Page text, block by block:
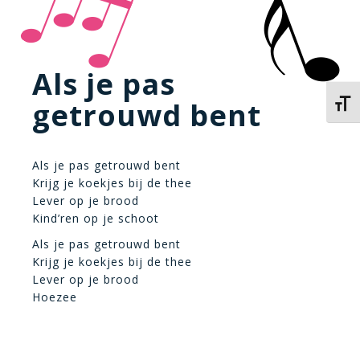
Als je pas
getrouwd bent
Als je pas getrouwd bent
Krijg je koekjes bij de thee
Lever op je brood
Kind’ren op je schoot
Als je pas getrouwd bent
Krijg je koekjes bij de thee
Lever op je brood
Hoezee